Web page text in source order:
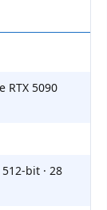
RTX 5090
512-bit · 28